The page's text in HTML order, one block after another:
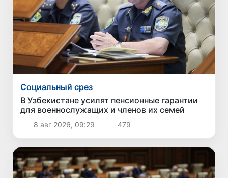
Социальный срез
В Узбекистане усилят пенсионные гарантии
для военнослужащих и членов их семей
8 авг 2026, 09:29 479